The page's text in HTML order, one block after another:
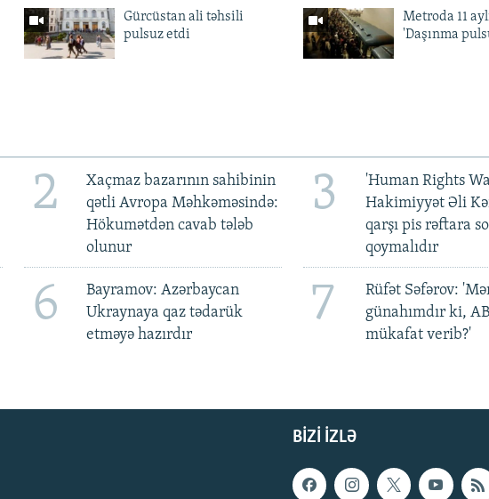
Gürcüstan ali təhsili
pulsuz etdi
Metroda 11
'Daşınma
2
Xaçmaz bazarının sahibinin
qətli Avropa Məhkəməsində:
Hökumətdən cavab tələb
olunur
3
'Human Rights
Hakimiyyət Əli
qarşı pis rəftara
qoymalıdır
6
Bayramov: Azərbaycan
Ukraynaya qaz tədarük
etməyə hazırdır
7
Rüfət Səfərov:
günahımdır ki,
mükafat verib?'
BIZI IZLƏ